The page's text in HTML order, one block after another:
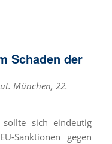
Schaden der
München, 22.
sollte sich eindeutig
Sanktionen gegen